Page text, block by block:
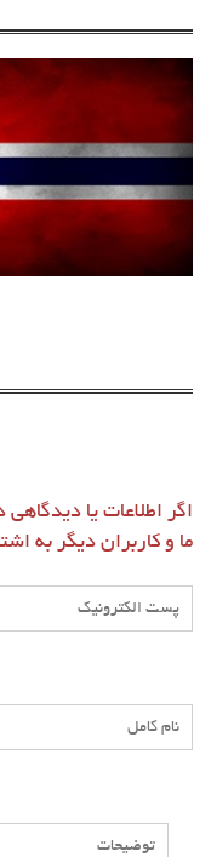
اگر اطلاعات یا
ما و کاربران دیگر به